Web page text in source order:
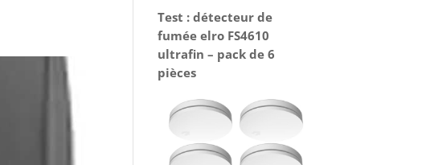
Test : détecteur de
fumée elro FS4610
ultrafin – pack de 6
pièces